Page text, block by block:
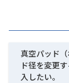
真空パッド
ド径を変更
入したい。